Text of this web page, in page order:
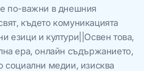
по-важни в днешния
където комуникацията
езици и култури||Освен това,
ера, онлайн съдържанието,
социални медии, изисква